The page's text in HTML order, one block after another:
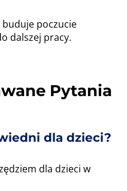
buduje poczucie
dalszej pracy.
Pytania
dla dzieci?
dla dzieci w